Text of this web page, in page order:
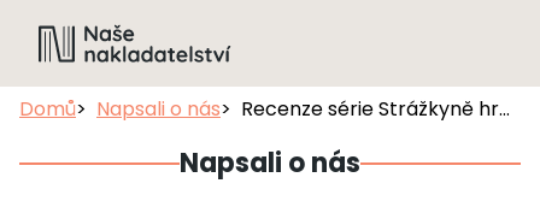
Domů Napsali o nás Recenze série Strážkyně hrobů od Darcy Coates
Napsali o nás